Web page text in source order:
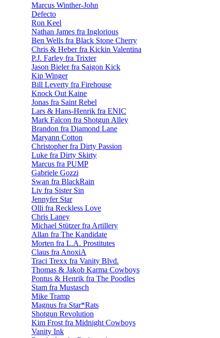
Marcus Winther-John
Defecto
Ron Keel
Nathan James fra Inglorious
Ben Wells fra Black Stone Cherry
Chris & Heber fra Kickin Valentina
P.J. Farley fra Trixter
Jason Bieler fra Saigon Kick
Kip Winger
Bill Leverty fra Firehouse
Knock Out Kaine
Jonas fra Saint Rebel
Lars & Hans-Henrik fra ENIC
Mark Falcon fra Shotgun Alley
Brandon fra Diamond Lane
Maryann Cotton
Christopher fra Dirty Passion
Luke fra Dirty Skirty
Marcus fra PUMP
Gabriele Gozzi
Swan fra BlackRain
Liv fra Sister Sin
Jennyfer Star
Olli fra Reckless Love
Chris Laney
Michael Stützer fra Artillery
Allan fra The Kandidate
Morten fra L.A. Prostitutes
Claus fra AnoxiA
Traci Trexx fra Vanity Blvd.
Thomas & Jakob Karma Cowboys
Pontus & Henrik fra The Poodles
Stam fra Mustasch
Mike Tramp
Magnus fra Star*Rats
Shotgun Revolution
Kim Frost fra Midnight Cowboys
Vanity Ink